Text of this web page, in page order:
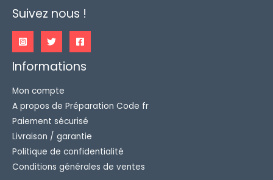
Suivez nous !
Informations
Mon compte
A propos de Préparation Code fr
Paiement sécurisé
Livraison / garantie
Politique de confidentialité
Conditions générales de ventes